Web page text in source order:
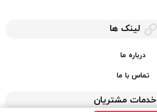
لینک ها
درباره ما
تماس با ما
خدمات مشتریان